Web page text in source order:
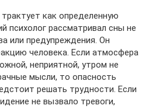
как определенную
психолог рассматривал сны не
или предупреждения. Он
человека. Если атмосфера
неприятной, утром не
мысли, то опасность
решать трудности. Если
не вызвало тревоги,